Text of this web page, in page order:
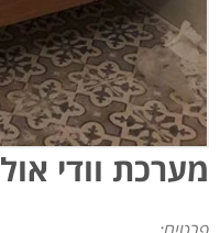
מערכת וודי אול 2